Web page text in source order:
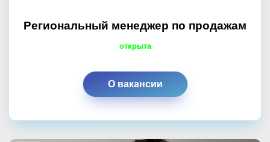
Региональный менеджер по продажам
открыта
О вакансии